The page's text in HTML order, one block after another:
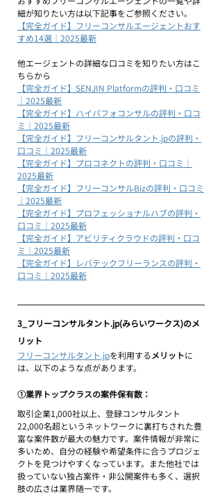
細が知りたい方は以下記事をご参照ください。
【完全ガイド】フリーコンサルエージェントおす
すめ14選｜2025最新
他エージェントの詳細な口コミを知りたい方はこ
ちらから
【完全ガイド】SENJIN Platformの評判・口コミ
｜2025最新
【完全ガイド】ハイパフォコンサルの評判・口コ
ミ｜2025最新
【完全ガイド】フリーコンサルタント.jpの評判・
口コミ｜2025最新
【完全ガイド】プロコネクトの評判・口コミ｜
2025最新
【完全ガイド】フリーコンサルBizの評判・口コミ
｜2025最新
【完全ガイド】プロフェッショナルハブの評判・
口コミ｜2025最新
【完全ガイド】アビリティクラウドの評判・口コ
ミ｜2025最新
【完全ガイド】レバテックフリーランスの評判・
口コミ｜2025最新
3_フリーコンサルタント.jp(みらいワークス)のメ
リット
フリーコンサルタント.jpを利用するメリットに
は、以下のような点があります。
①業界トップクラスの案件保有数：
取引企業1,000社以上、登録コンサルタント
22,000名超というネットワークに裏打ちされた豊
富な案件数が最大の魅力です。案件情報が非常に
多いため、自分の経験や希望条件に合うプロジェ
クトを見つけやすくなっています。また他社では
扱っていない独占案件・非公開案件も多く、選択
肢の広さは業界随一です。